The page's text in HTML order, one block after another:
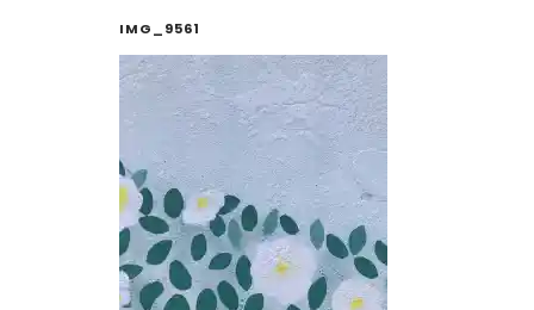
IMG_9561